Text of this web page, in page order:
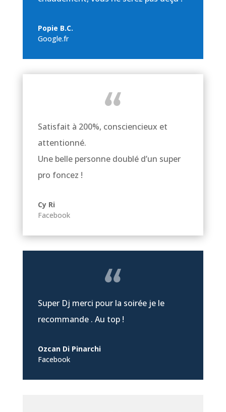
Popie B.C.
Google.fr
Satisfait à 200%, consciencieux et
attentionné.
Une belle personne doublé d’un super
pro foncez !
Cy Ri
Facebook
Super Dj merci pour la soirée je le
recommande . Au top !
Ozcan Di Pinarchi
Facebook